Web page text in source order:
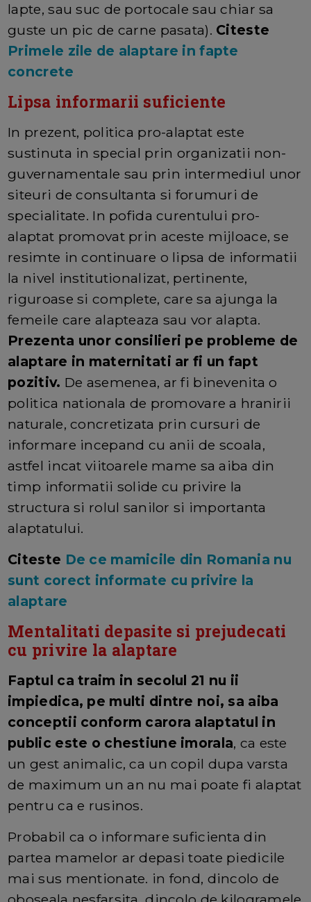
lapte, sau suc de portocale sau chiar sa
guste un pic de carne pasata). Citeste
Primele zile de alaptare in fapte
concrete
Lipsa informarii suficiente
In prezent, politica pro-alaptat este
sustinuta in special prin organizatii non-
guvernamentale sau prin intermediul unor
siteuri de consultanta si forumuri de
specialitate. In pofida curentului pro-
alaptat promovat prin aceste mijloace, se
resimte in continuare o lipsa de informatii
la nivel institutionalizat, pertinente,
riguroase si complete, care sa ajunga la
femeile care alapteaza sau vor alapta.
Prezenta unor consilieri pe probleme de
alaptare in maternitati ar fi un fapt
pozitiv. De asemenea, ar fi binevenita o
politica nationala de promovare a hranirii
naturale, concretizata prin cursuri de
informare incepand cu anii de scoala,
astfel incat viitoarele mame sa aiba din
timp informatii solide cu privire la
structura si rolul sanilor si importanta
alaptatului.
Citeste De ce mamicile din Romania nu
sunt corect informate cu privire la
alaptare
Mentalitati depasite si prejudecati
cu privire la alaptare
Faptul ca traim in secolul 21 nu ii
impiedica, pe multi dintre noi, sa aiba
conceptii conform carora alaptatul in
public este o chestiune imorala, ca este
un gest animalic, ca un copil dupa varsta
de maximum un an nu mai poate fi alaptat
pentru ca e rusinos.
Probabil ca o informare suficienta din
partea mamelor ar depasi toate piedicile
mai sus mentionate. in fond, dincolo de